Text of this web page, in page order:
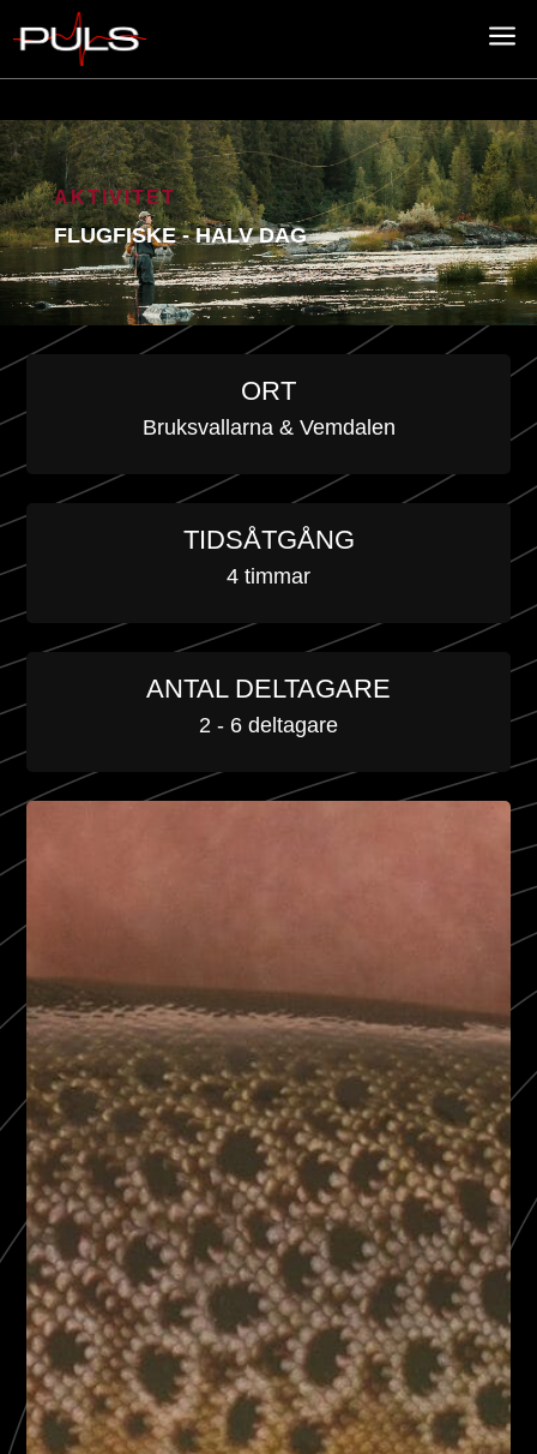
a
AKTIVITET
FLUGFISKE - HALV DAG
ORT
Bruksvallarna & Vemdalen
TIDSÅTGÅNG
4 timmar
ANTAL DELTAGARE
2 - 6 deltagare